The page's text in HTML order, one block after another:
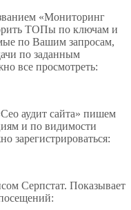
«Мониторинг
ТОПы по ключам и
по Вашим запросам,
по заданным
все просмотреть:
аудит сайта» пишем
и по видимости
зарегистрироваться:
Серпстат. Показывает